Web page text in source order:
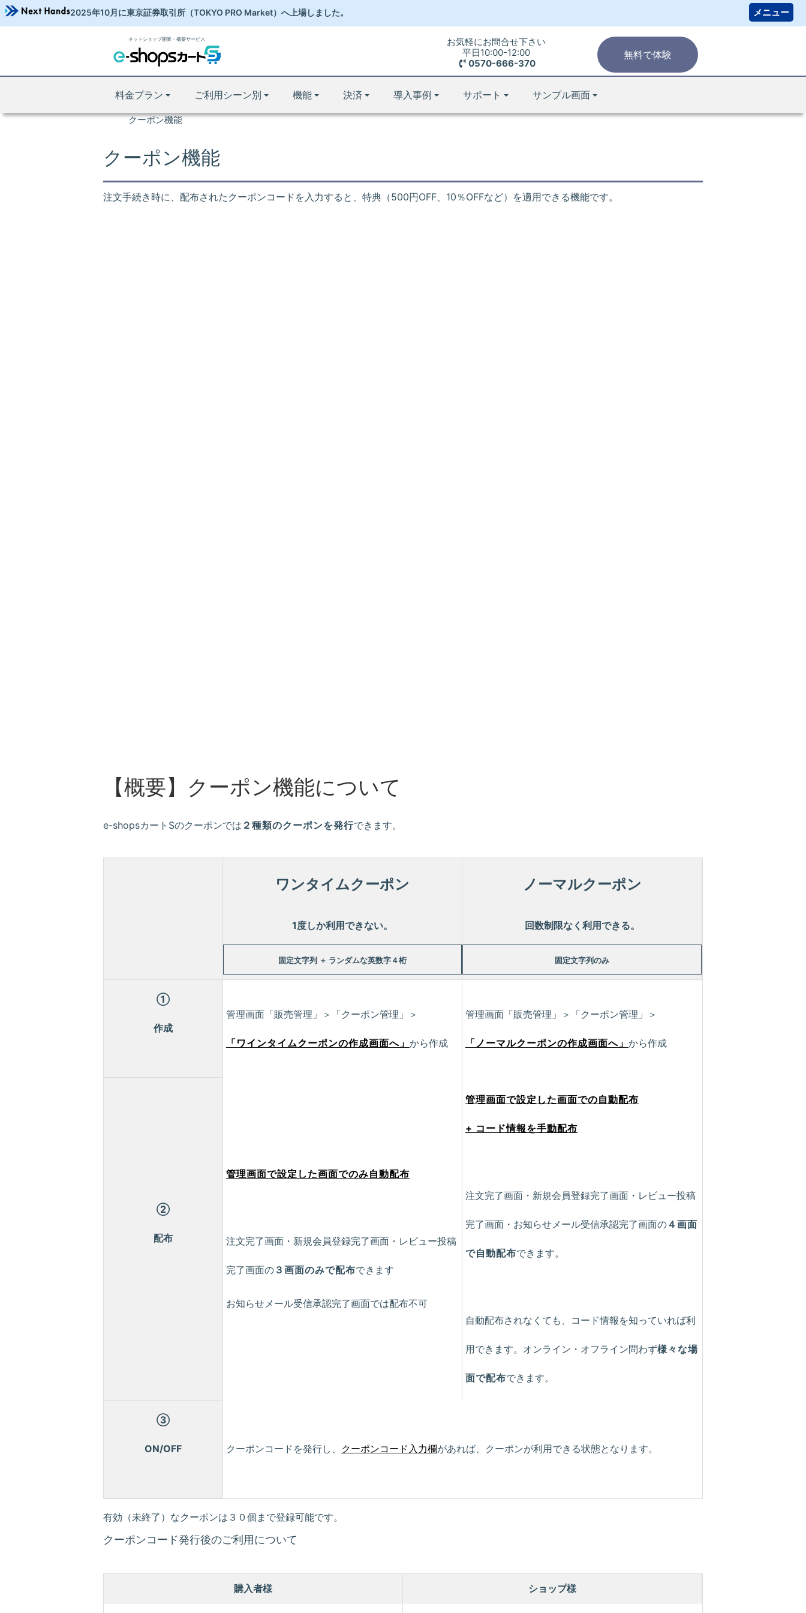
2025年10月に東京証券取引所 （TOKYO PRO Market）へ 上場しました。
ネットショップ開業・構築サービス
無料で体験
お気軽にお問合せ下さい
平日10:00-12:00
0570-666-370
料金プラン ご利用シーン別 機能 決済 導入事例 サポート サンプル画面
操作マニュアル
販売促進
クーポン機能
クーポン機能
注文手続き時に、配布されたクーポンコードを入力すると、特典（500円OFF、10％OFFなど）を適用できる機能です。
【概要】クーポン機能について
e-shopsカートSのクーポンでは ２種類のクーポンを発行できます。
ワンタイムクーポン
1度しか利用できない。
固定文字列 ＋ ランダムな英数字４桁
ノーマルクーポン
回数制限なく利用できる。
固定文字列のみ
①
作成
管理画面「販売管理」＞「クーポン管理」＞
「ワインタイムクーポンの作成画面へ」 から作成
管理画面「販売管理」＞「クーポン管理」＞
「ノーマルクーポンの作成画面へ」 から作成
②
配布
管理画面で設定した画面でのみ自動配布
注文完了画面・新規会員登録完了画面・レビュー投稿
完了画面の ３画面のみで配布できます
お知らせメール受信承認完了画面では配布不可
管理画面で設定した画面での自動配布
+ コード情報を手動配布
注文完了画面・新規会員登録完了画面・レビュー投稿
完了画面・お知らせメール受信承認完了画面の４画面
で自動配布できます。
自動配布されなくても、コード情報を知っていれば利
用できます。オンライン・オフライン問わず様々な場
面で配布できます。
③
ON/OFF クーポンコードを発行し、 クーポンコード入力欄があれば、クーポンが利用できる状態となります。
有効（未終了）なクーポンは３０個まで登録可能です。
クーポンコード発行後のご利用について
購入者様 ショップ様